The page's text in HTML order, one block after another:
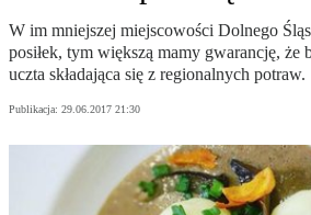
W im mniejszej miejscowości Dolnego
posiłek, tym większą mamy gwarancję, że
uczta składająca się z regionalnych potraw.
Publikacja: 29.06.2017 21:30